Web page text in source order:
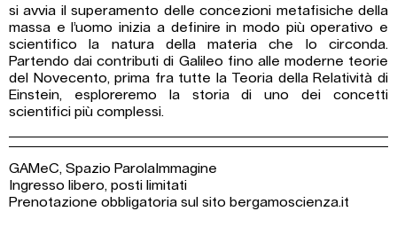
si avvia il superamento delle concezioni metafisiche della
massa e l’uomo inizia a definire in modo più operativo e
scientifico la natura della materia che lo circonda.
Partendo dai contributi di Galileo fino alle moderne teorie
del Novecento, prima fra tutte la Teoria della Relatività di
Einstein, esploreremo la storia di uno dei concetti
scientifici più complessi.
GAMeC, Spazio ParolaImmagine
Ingresso libero, posti limitati
Prenotazione obbligatoria sul sito bergamoscienza.it